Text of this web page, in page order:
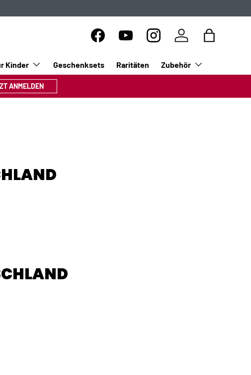
FacebookYouTubeInstagramEinloggen
Kinder Geschenksets Raritäten Zubehör
ANMELDEN